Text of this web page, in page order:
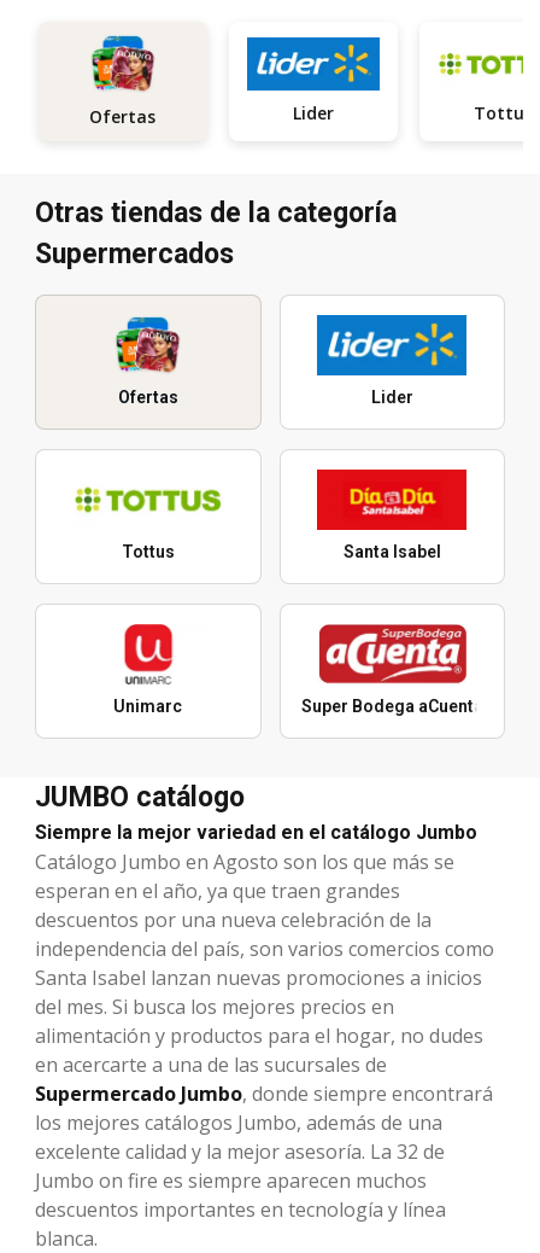
Ofertas Lider Tottus
Otras tiendas de la categoría
Supermercados
Ofertas Lider
Tottus Santa Isabel
Unimarc Super Bodega aCuenta
JUMBO catálogo
Siempre la mejor variedad en el catálogo Jumbo
Catálogo Jumbo en Agosto son los que más se
esperan en el año, ya que traen grandes
descuentos por una nueva celebración de la
independencia del país, son varios comercios como
Santa Isabel lanzan nuevas promociones a inicios
del mes. Si busca los mejores precios en
alimentación y productos para el hogar, no dudes
en acercarte a una de las sucursales de
Supermercado Jumbo, donde siempre encontrará
los mejores catálogos Jumbo, además de una
excelente calidad y la mejor asesoría. La 32 de
Jumbo on fire es siempre aparecen muchos
descuentos importantes en tecnología y línea
blanca.